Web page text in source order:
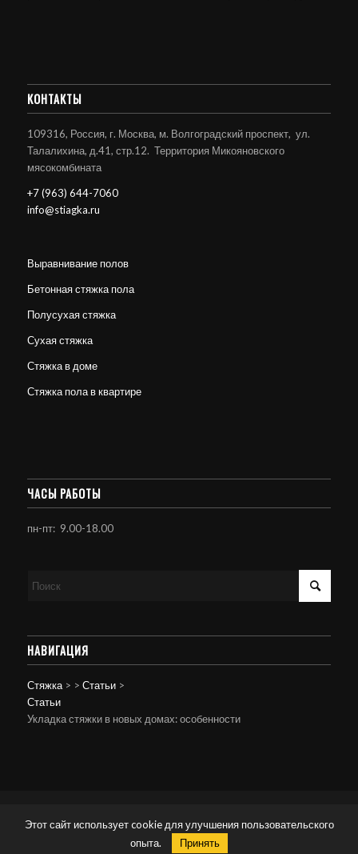
КОНТАКТЫ
109316, Россия, г. Москва, м. Волгоградский проспект, ул.
Талалихина, д.41, стр.12. Территория Микояновского
мясокомбината
+7 (963) 644-7060
info@stiagka.ru
Выравнивание полов
Бетонная стяжка пола
Полусухая стяжка
Сухая стяжка
Стяжка в доме
Стяжка пола в квартире
ЧАСЫ РАБОТЫ
пн-пт: 9.00-18.00
НАВИГАЦИЯ
Стяжка>
Статьи
> Статьи>
Укладка стяжки в новых домах: особенности
WordPress Theme
Этот сайт использует cookie для улучшения пользовательского
опыта.
Принять